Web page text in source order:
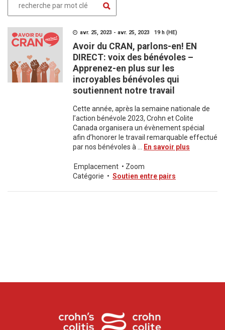
avr. 25, 2023 - avr. 25, 2023 19 h (HE)
Avoir du CRAN, parlons-en! EN
DIRECT: voix des bénévoles –
Apprenez-en plus sur les
incroyables bénévoles qui
soutiennent notre travail
Cette année, après la semaine nationale de
l’action bénévole 2023, Crohn et Colite
Canada organisera un évènement spécial
afin d’honorer le travail remarquable effectué
par nos bénévoles à ...
En savoir plus
Emplacement • Zoom
Catégorie • Soutien entre pairs